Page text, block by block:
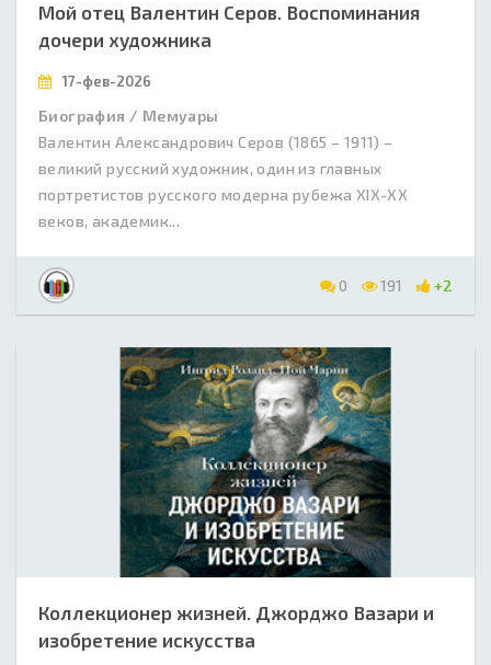
Мой отец Валентин Серов. Воспоминания
дочери художника
17-фев-2026
Биография / Мемуары
Валентин Александрович Серов (1865 – 1911) –
великий русский художник, один из главных
портретистов русского модерна рубежа XIX-XX
веков, академик...
0 191 +2
Коллекционер жизней. Джорджо Вазари и
изобретение искусства